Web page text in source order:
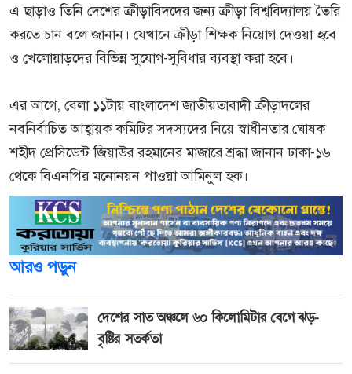
এ ছাড়াও তিনি দেশের ক্রীড়াবিদদের জন্য ক্রীড়া বিশ্ববিদ্যালয় তৈরি
করতে চান বলে জানান। যেখানে ক্রীড়া শিক্ষক নিয়োগ দেওয়া হবে
ও খেলোয়াড়দের বিভিন্ন সুযোগ-সুবিধার ব্যবস্থা করা হবে।
এর আগে, বেলা ১১টায় বাংলাদেশ জাতীয়তাবাদী ক্রীড়াদলের
নবনির্বাচিত আহ্বায়ক কমিটির সদস্যদের নিয়ে স্বাধীনতার ঘোষক
শহীদ প্রেসিডেন্ট জিয়াউর রহমানের মাজারে শ্রদ্ধা জানান ঢাকা-১৬
থেকে বিএনপির মনোনয়ন পাওয়া আমিনুল হক।
আরও পড়ুন
দেশের সাত অঞ্চলে ৬০ কিলোমিটার বেগে ঝড়-
বৃষ্টির সতর্কতা